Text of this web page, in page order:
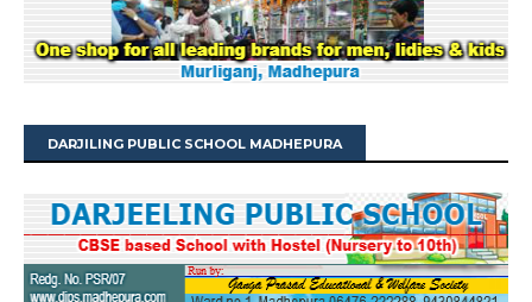
DARJILING PUBLIC SCHOOL MADHEPURA